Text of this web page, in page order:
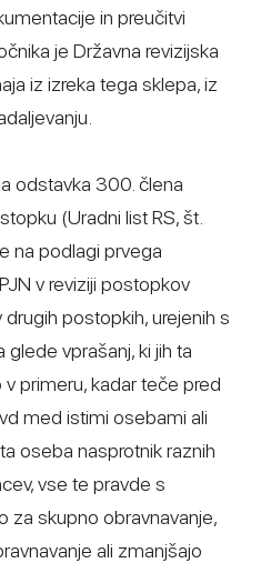
in preučitvi
je Državna revizijska
iz izreka tega sklepa, iz
odstavka 300. člena
(Uradni list RS, št.
na podlagi prvega
v reviziji postopkov
drugih postopkih, urejenih s
vprašanj, ki jih ta
v primeru, kadar teče pred
med istimi osebami ali
oseba nasprotnik raznih
vse te pravde s
za skupno obravnavanje,
ali zmanjšajo